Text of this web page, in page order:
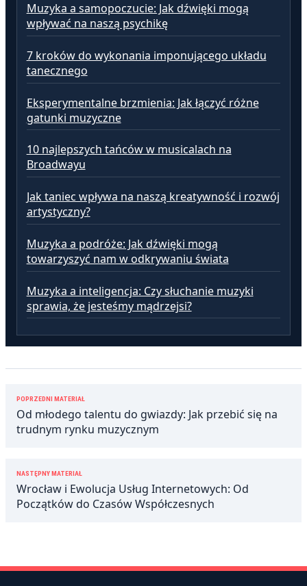
Muzyka a samopoczucie: Jak dźwięki mogą
wpływać na naszą psychikę
7 kroków do wykonania imponującego układu
tanecznego
Eksperymentalne brzmienia: Jak łączyć różne
gatunki muzyczne
10 najlepszych tańców w musicalach na
Broadwayu
Jak taniec wpływa na naszą kreatywność i rozwój
artystyczny?
Muzyka a podróże: Jak dźwięki mogą
towarzyszyć nam w odkrywaniu świata
Muzyka a inteligencja: Czy słuchanie muzyki
sprawia, że jesteśmy mądrzejsi?
Nawigacja
wpisu
POPRZEDNI MATERIAŁ
Od młodego talentu do gwiazdy: Jak przebić się na
trudnym rynku muzycznym
NASTĘPNY MATERIAŁ
Wrocław i Ewolucja Usług Internetowych: Od
Początków do Czasów Współczesnych